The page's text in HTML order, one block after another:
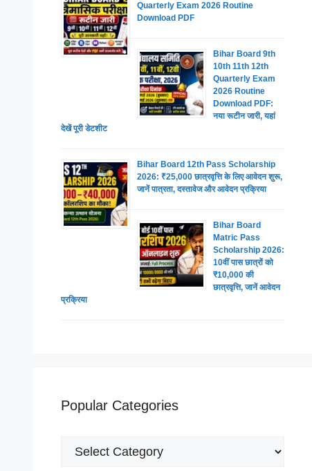
Quarterly Exam 2026 Routine
Download PDF
Bihar Board 9th
10th 11th 12th
Quarterly Exam
2026 Routine
Download PDF:
नया रूटीन जारी, यहां
देखें पूरी डेटशीट
Bihar Board 12th Pass Scholarship
2026: ₹25,000 छात्रवृत्ति के लिए आवेदन शुरू,
जानें पात्रता, दस्तावेज और आवेदन प्रक्रिया
Bihar Board
Matric Pass
Scholarship 2026:
10वीं पास छात्रों को
₹10,000 की
छात्रवृत्ति, जानें आवेदन
प्रक्रिया
Popular Categories
Popular